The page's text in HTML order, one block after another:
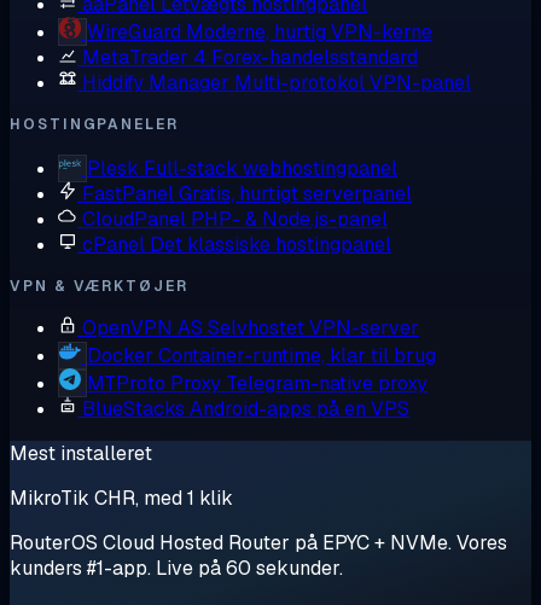
WireGuard Moderne, hurtig VPN-kerne
MetaTrader 4 Forex-handelsstandard
Hiddify Manager Multi-protokol VPN-panel
HOSTINGPANELER
Plesk Full-stack webhostingpanel
FastPanelGratis, hurtigt serverpanel
CloudPanel PHP- & Node.js-panel
cPanel Det klassiske hostingpanel
VPN & VÆRKTØJER
OpenVPN AS Selvhostet VPN-server
Docker Container-runtime, klar til brug
MTProto Proxy Telegram-native proxy
BlueStacks Android-apps på en VPS
Mest installeret
MikroTik CHR, med 1 klik
RouterOS Cloud Hosted Router på EPYC + NVMe. Vores
kunders #1-app. Live på 60 sekunder.